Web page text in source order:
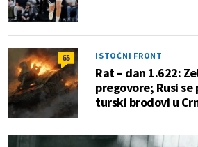
65 ISTOČNI FRONT
Rat – dan 1.622:
pregovore; Rusi
turski brodovi u